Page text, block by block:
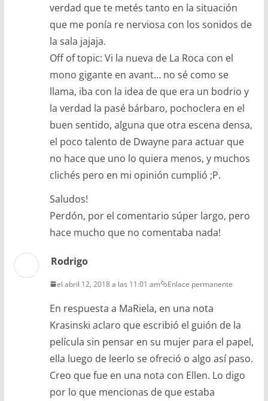
verdad que te metés tanto en la situación
que me ponía re nerviosa con los sonidos de
la sala jajaja.
Off of topic: Vi la nueva de La Roca con el
mono gigante en avant… no sé como se
llama, iba con la idea de que era un bodrio y
la verdad la pasé bárbaro, pochoclera en el
buen sentido, alguna que otra escena densa,
el poco talento de Dwayne para actuar que
no hace que uno lo quiera menos, y muchos
clichés pero en mi opinión cumplió ;P.
Saludos!
Perdón, por el comentario súper largo, pero
hace mucho que no comentaba nada!
Rodrigo
el abril 12, 2018 a las 11:01 am Enlace permanente
En respuesta a MaRiela, en una nota
Krasinski aclaro que escribió el guión de la
película sin pensar en su mujer para el papel,
ella luego de leerlo se ofreció o algo así paso.
Creo que fue en una nota con Ellen. Lo digo
por lo que mencionas de que estaba